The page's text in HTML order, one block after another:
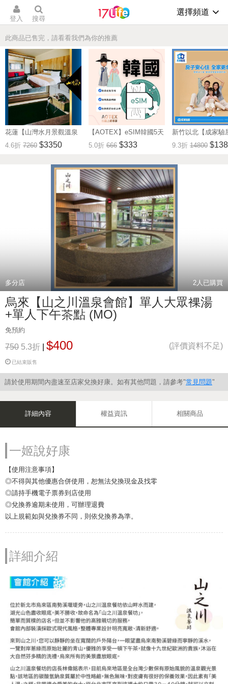
登入 搜尋
選擇頻道
此商品已售完，請看看我們為你的推薦
花蓮【山灣水月景觀溫泉
會館】景觀雙人房一泊一
食住宿券(MO)
4.6折 7260 $3350
【AOTEX】eSIM韓國5天
無限高速網路吃到飽兌換
券(MO)
5.0折 666 $333
新竹以北【成家驗
25坪 (三房格局)超
券 (MO)
9.3折 14800
多分店 2人已購買
烏來【山之川溫泉會館】單人大眾裸湯
+單人下午茶點 (MO)
免預約
750 5.3折 $400 (評價資料不足)
已結束販售
請於使用期間內盡速至店家兌換好康。如有其他問題，請參考"常見問題"
詳細內容 權益資訊 相關商品
一姬說好康
【使用注意事項】
◎不得與其他優惠合併使用，恕無法兌換現金及找零
◎請持手機電子票券到店使用
◎兌換券逾期未使用，可辦理退費
以上規範如與兌換券不同，則依兌換券為準。
詳細介紹